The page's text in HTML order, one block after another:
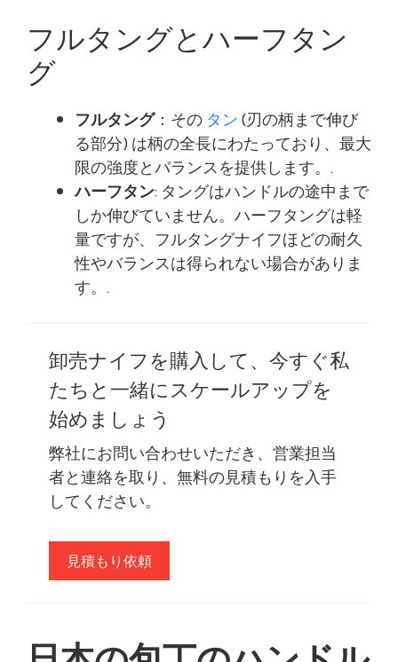
フルタングとハーフタン
グ
フルタング：その タン(刃の柄まで伸び
る部分) は柄の全長にわたっており、最大
限の強度とバランスを提供します。.
ハーフタン: タングはハンドルの途中まで
しか伸びていません。ハーフタングは軽
量ですが、フルタングナイフほどの耐久
性やバランスは得られない場合がありま
す。.
卸売ナイフを購入して、今すぐ私
たちと一緒にスケールアップを
始めましょう
弊社にお問い合わせいただき、営業担当
者と連絡を取り、無料の見積もりを入手
してください。
見積もり依頼